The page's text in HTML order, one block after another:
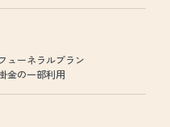
フューネラルプラン
金の一部利用